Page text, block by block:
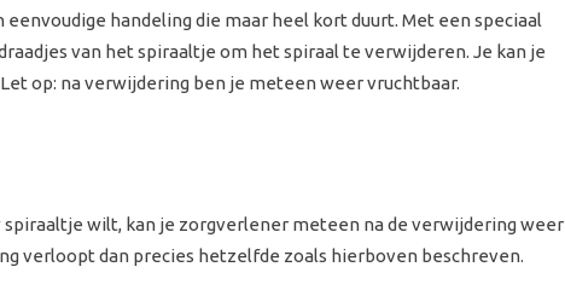
handeling die maar heel kort duurt. Met een speciaal
van het spiraaltje om het spiraal te verwijderen. Je kan je
op: na verwijdering ben je meteen weer vruchtbaar.
wilt, kan je zorgverlener meteen na de verwijdering weer
verloopt dan precies hetzelfde zoals hierboven beschreven.